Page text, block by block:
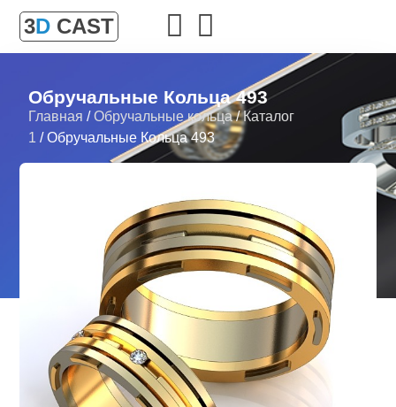
3D CAST
Обручальные Кольца 493
Главная /Обручальные кольца/Каталог
1 / Обручальные Кольца 493